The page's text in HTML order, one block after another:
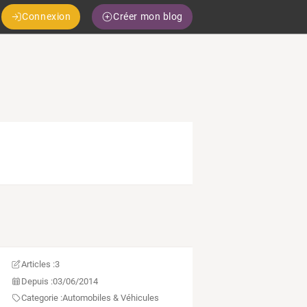
Connexion Créer mon blog
Articles :3
Depuis :03/06/2014
Categorie :Automobiles & Véhicules